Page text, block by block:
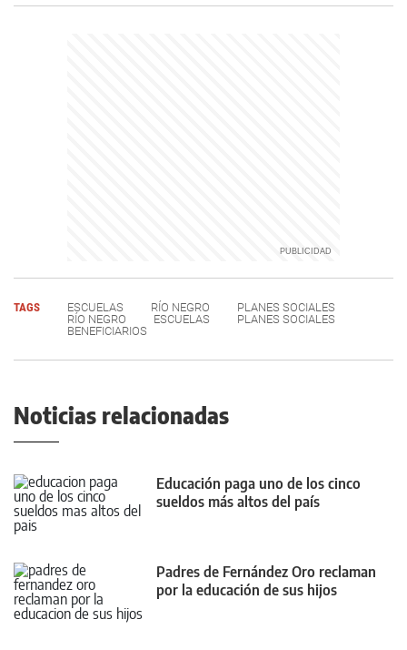
TAGS ESCUELAS RÍO NEGRO
PLANES SOCIALES
RÍO NEGRO
ESCUELAS
PLANES SOCIALES
BENEFICIARIOS
Noticias relacionadas
Educación paga uno de los cinco
sueldos más altos del país
Padres de Fernández Oro reclaman
por la educación de sus hijos